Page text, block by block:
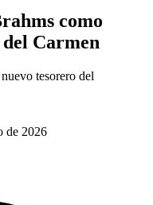
como
Carmen
tesorero del
de 2026